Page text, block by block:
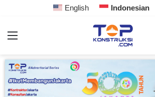
English Indonesian